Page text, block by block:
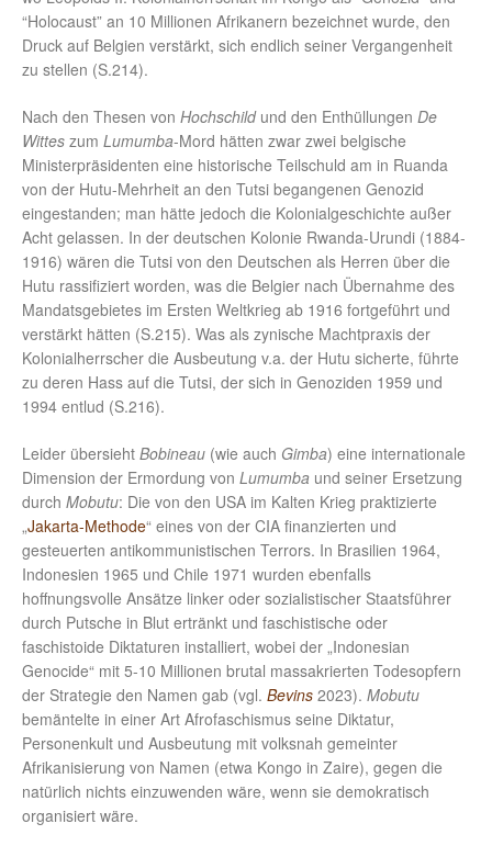
“Holocaust” an 10 Millionen Afrikanern bezeichnet wurde, den
Druck auf Belgien verstärkt, sich endlich seiner Vergangenheit
zu stellen (S.214).
Nach den Thesen von Hochschildund den Enthüllungen De
Wittes zum Lumumba-Mord hätten zwar zwei belgische
Ministerpräsidenten eine historische Teilschuld am in Ruanda
von der Hutu-Mehrheit an den Tutsi begangenen Genozid
eingestanden; man hätte jedoch die Kolonialgeschichte außer
Acht gelassen. In der deutschen Kolonie Rwanda-Urundi (1884-
1916) wären die Tutsi von den Deutschen als Herren über die
Hutu rassifiziert worden, was die Belgier nach Übernahme des
Mandatsgebietes im Ersten Weltkrieg ab 1916 fortgeführt und
verstärkt hätten (S.215). Was als zynische Machtpraxis der
Kolonialherrscher die Ausbeutung v.a. der Hutu sicherte, führte
zu deren Hass auf die Tutsi, der sich in Genoziden 1959 und
1994 entlud (S.216).
Leider übersieht Bobineau (wie auch Gimba) eine internationale
Dimension der Ermordung von Lumumba und seiner Ersetzung
durch Mobutu: Die von den USA im Kalten Krieg praktizierte
„Jakarta-Methode“ eines von der CIA finanzierten und
gesteuerten antikommunistischen Terrors. In Brasilien 1964,
Indonesien 1965 und Chile 1971 wurden ebenfalls
hoffnungsvolle Ansätze linker oder sozialistischer Staatsführer
durch Putsche in Blut ertränkt und faschistische oder
faschistoide Diktaturen installiert, wobei der „Indonesian
Genocide“ mit 5-10 Millionen brutal massakrierten Todesopfern
der Strategie den Namen gab (vgl. Bevins 2023). Mobutu
bemäntelte in einer Art Afrofaschismus seine Diktatur,
Personenkult und Ausbeutung mit volksnah gemeinter
Afrikanisierung von Namen (etwa Kongo in Zaire), gegen die
natürlich nichts einzuwenden wäre, wenn sie demokratisch
organisiert wäre.